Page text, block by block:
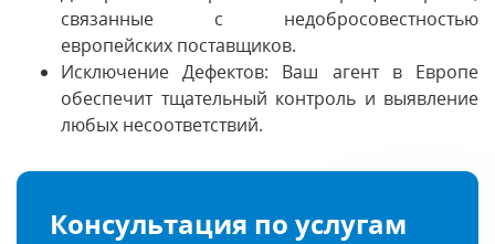
связанные с недобросовестностью
европейских поставщиков.
Исключение Дефектов: Ваш агент в Европе
обеспечит тщательный контроль и выявление
любых несоответствий.
Консультация по услугам